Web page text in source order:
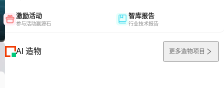
激励活动
参与活动赢源石
智库报告
行业技术报告
AI 造物 更多造物项目